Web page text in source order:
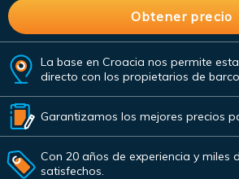
La base en Croacia nos permite
directo con los propietarios de
Garantizamos los mejores precios
Con 20 años de experiencia y miles
satisfechos.